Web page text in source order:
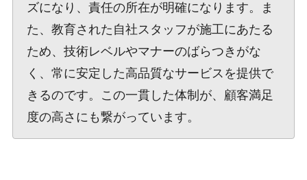
ズになり、責任の所在が明確になります。ま
た、教育された自社スタッフが施工にあたる
ため、技術レベルやマナーのばらつきがな
く、常に安定した高品質なサービスを提供で
きるのです。この一貫した体制が、顧客満足
度の高さにも繋がっています。